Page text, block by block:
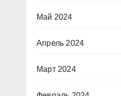
Май 2024
Апрель 2024
Март 2024